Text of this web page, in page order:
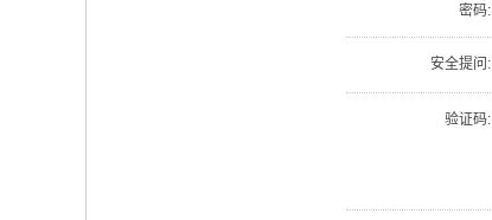
密码:
安全提问:
验证码: